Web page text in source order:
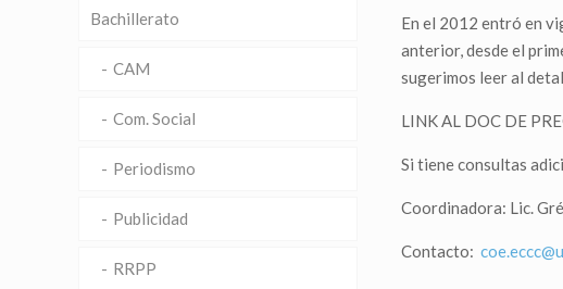
En el 2012 entró en
anterior, desde el
sugerimos leer al
LINK AL DOC DE
Si tiene consultas
Coordinadora: Lic.
Contacto:
Bachillerato
CAM
Com. Social
Periodismo
Publicidad
RRPP